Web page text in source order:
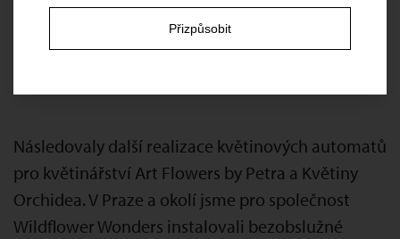
Přizpůsobit
Následovaly další realizace květinových automatů
pro květinářství Art Flowers by Petra a Květiny
Orchidea. V Praze a okolí jsme pro společnost
Wildflower Wonders instalovali bezobslužné